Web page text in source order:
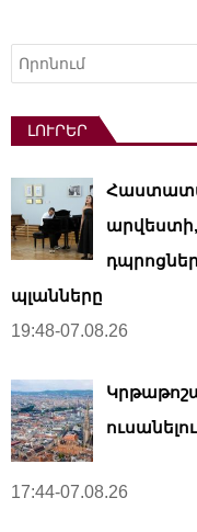
Որոնել
ԼՈՒՐԵՐ
պլանները
19:48-07.08.26
17:44-07.08.26